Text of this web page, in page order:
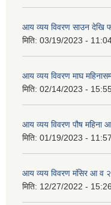
आय व्यय विवरण साउन देखि
मिति: 03/19/2023 -
आय व्यय विवरण माघ
मिति: 02/14/2023 -
आय व्यय विवरण पौष महिना
मिति: 01/19/2023 - 11:57
आय व्यय विवरण मंसिर आ व
मिति: 12/27/2022 - 15:26